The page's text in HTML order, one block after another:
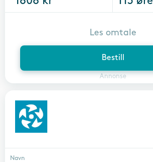
Bestill
Annonse
Les omtale
Navn